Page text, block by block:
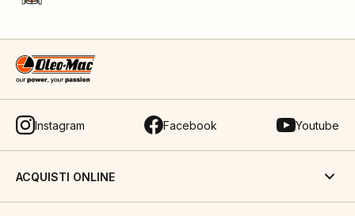
Instagram Facebook Youtube
ACQUISTI ONLINE